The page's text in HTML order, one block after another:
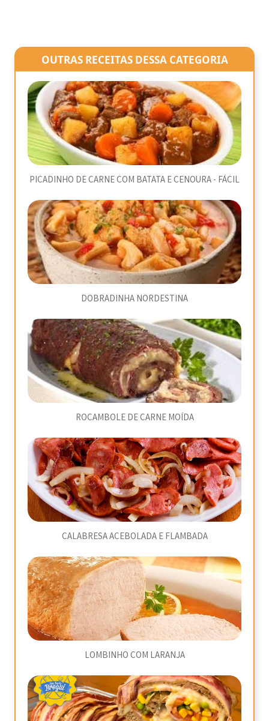
OUTRAS RECEITAS DESSA CATEGORIA
PICADINHO DE CARNE COM BATATA E CENOURA - FÁCIL
DOBRADINHA NORDESTINA
ROCAMBOLE DE CARNE MOÍDA
CALABRESA ACEBOLADA E FLAMBADA
LOMBINHO COM LARANJA